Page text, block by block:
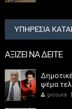
ΥΠΗΡΕΣΙΑ
ΑΞΙΖΕΙ ΝΑ ΔΕΙΤΕ
ψέμα
gxcoukis